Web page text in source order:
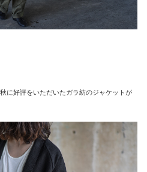
に好評をいただいたガラ紡のジャケットが